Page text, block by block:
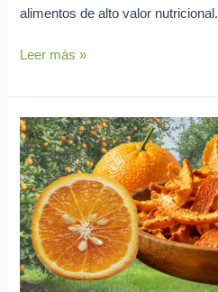
alimentos de alto valor nutricional.
Leer más »
Cáscaras
de
naranja:
de
residuo
agroindustrial
a
ingrediente